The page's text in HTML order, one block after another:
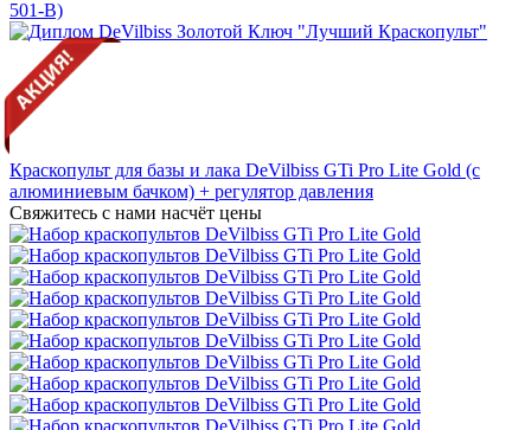
Краскопульт для базы и лака DeVilbiss GTi Pro Lite Gold (с
алюминиевым бачком) + регулятор давления
Свяжитесь с нами насчёт цены